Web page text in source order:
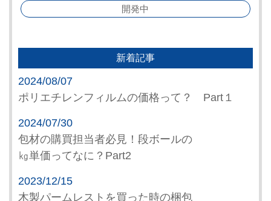
開発中
新着記事
2024/08/07
ポリエチレンフィルムの価格って？ Part１
2024/07/30
包材の購買担当者必見！段ボールの
㎏単価ってなに？Part2
2023/12/15
木製パームレストを買った時の梱包